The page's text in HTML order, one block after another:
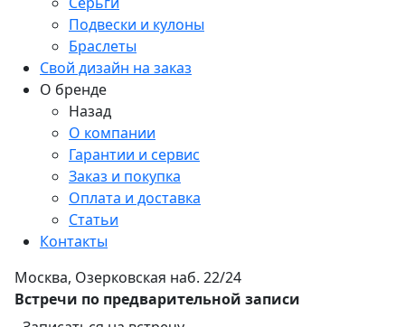
Подвески и кулоны
Браслеты
Свой дизайн на заказ
О бренде
Назад
О компании
Гарантии и сервис
Заказ и покупка
Оплата и доставка
Статьи
Контакты
Москва, Озерковская наб. 22/24
Встречи по предварительной записи